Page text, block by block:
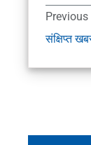
संक्षिप्त